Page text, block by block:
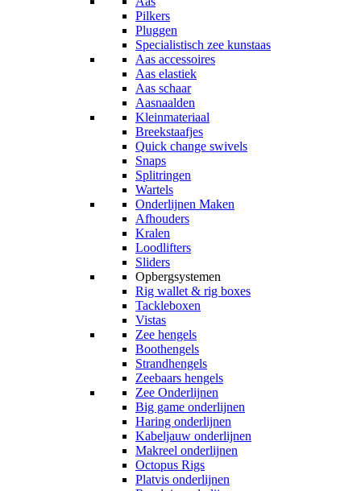
Pilkers
Pluggen
Specialistisch zee kunstaas
Aas accessoires
Aas elastiek
Aas schaar
Aasnaalden
Kleinmateriaal
Breekstaafjes
Quick change swivels
Snaps
Splitringen
Wartels
Onderlijnen Maken
Afhouders
Kralen
Loodlifters
Sliders
Opbergsystemen
Rig wallet & rig boxes
Tackleboxen
Vistas
Zee hengels
Boothengels
Strandhengels
Zeebaars hengels
Zee Onderlijnen
Big game onderlijnen
Haring onderlijnen
Kabeljauw onderlijnen
Makreel onderlijnen
Octopus Rigs
Platvis onderlijnen